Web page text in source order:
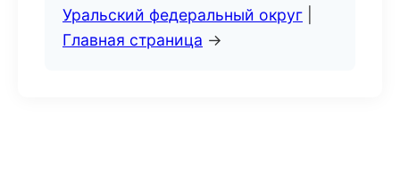
Уральский федеральный округ
Главная страница →